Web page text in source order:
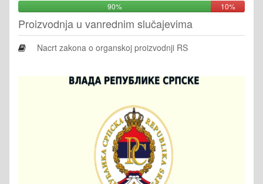
90% 10%
Proizvodnja u vanrednim slučajevima
Nacrt zakona o organskoj proizvodnji RS